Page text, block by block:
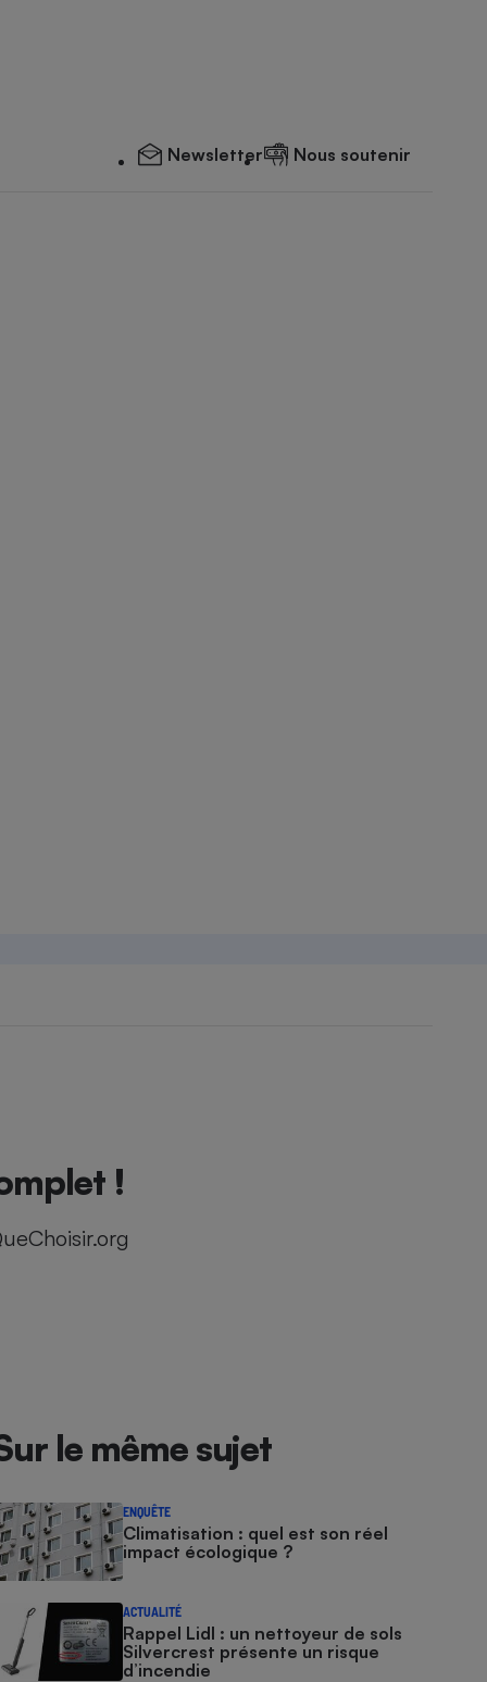
Newsletter Nous soutenir
!
le même sujet
ENQUÊTE
Climatisation : quel est son réel
impact écologique ?
ACTUALITÉ
Rappel Lidl : un nettoyeur de sols
Silvercrest présente un risque
d’incendie